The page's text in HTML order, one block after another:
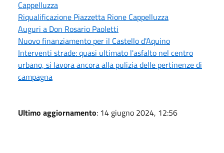
Cappelluzza
Riqualificazione Piazzetta Rione Cappelluzza
Auguri a Don Rosario Paoletti
Nuovo finanziamento per il Castello d'Aquino
Interventi strade: quasi ultimato l'asfalto nel centro
urbano, si lavora ancora alla pulizia delle pertinenze di
campagna
Ultimo aggiornamento: 14 giugno 2024, 12:56